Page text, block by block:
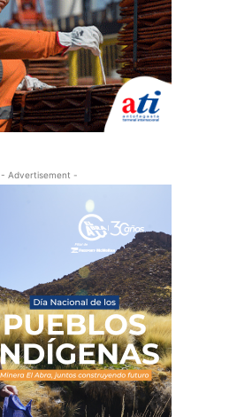
- Advertisement -